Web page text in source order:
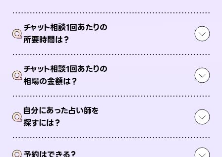
Qチャット相談1回あたりの
所要時間は？
Qチャット相談1回あたりの
相場の金額は？
Q自分にあった占い師を
探すには？